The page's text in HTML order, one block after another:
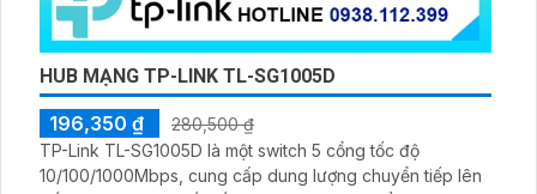
HUB MẠNG TP-LINK TL-SG1005D
196,350 ₫
280,500 ₫
TP-Link TL-SG1005D là một switch 5 cổng tốc độ
10/100/1000Mbps, cung cấp dung lượng chuyển tiếp lên